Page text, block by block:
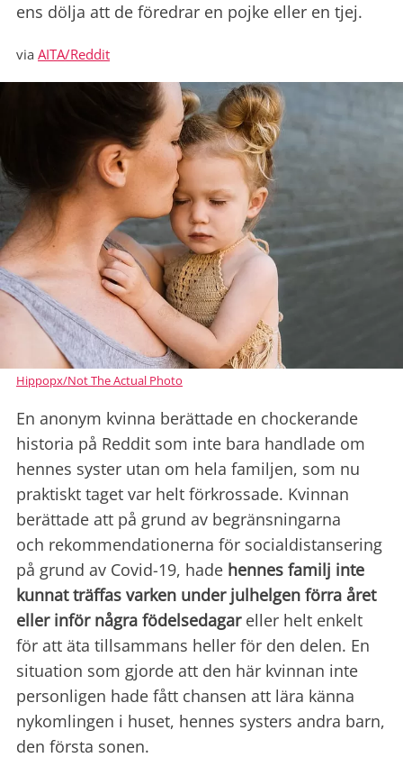
ens dölja att de föredrar en pojke eller en tjej.
via AITA/Reddit
Hippopx/Not The Actual Photo
En anonym kvinna berättade en chockerande
historia på Reddit som inte bara handlade om
hennes syster utan om hela familjen, som nu
praktiskt taget var helt förkrossade. Kvinnan
berättade att på grund av begränsningarna
och rekommendationerna för socialdistansering
på grund av Covid-19, hade hennes familj inte
kunnat träffas varken under julhelgen förra året
eller inför några födelsedagareller helt enkelt
för att äta tillsammans heller för den delen. En
situation som gjorde att den här kvinnan inte
personligen hade fått chansen att lära känna
nykomlingen i huset, hennes systers andra barn,
den första sonen.